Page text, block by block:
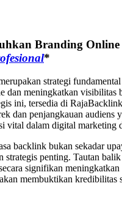
Branding Online
*
strategi
dan meningkatkan visibilitas
ini, tersedia di
dan penjangkauan audiens
vital dalam digital marketing
backlink bukan sekadar
strategis penting. Tautan
signifikan
membuktikan kredibilitas